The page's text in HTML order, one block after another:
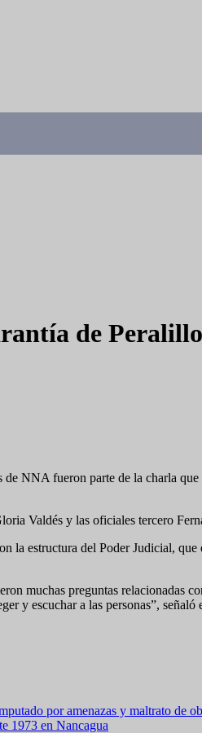
de
NNA fueron parte de la charla
Valdés y las oficiales tercero
estructura del Poder Judicial,
muchas preguntas relacionadas
y escuchar a las personas”, señaló
por amenazas y maltrato de
1973 en Nancagua